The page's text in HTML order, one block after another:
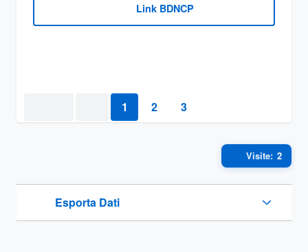
Link BDNCP
1 2 3
Visite: 2
Esporta Dati